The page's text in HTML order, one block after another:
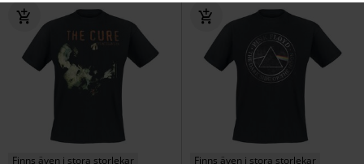
Finns även i stora storlekar
Finns även i stora storlekar